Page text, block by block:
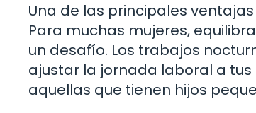
Una de las principales
Para muchas mujeres,
un desafío. Los trabajos
ajustar la jornada laboral a
aquellas que tienen hijos